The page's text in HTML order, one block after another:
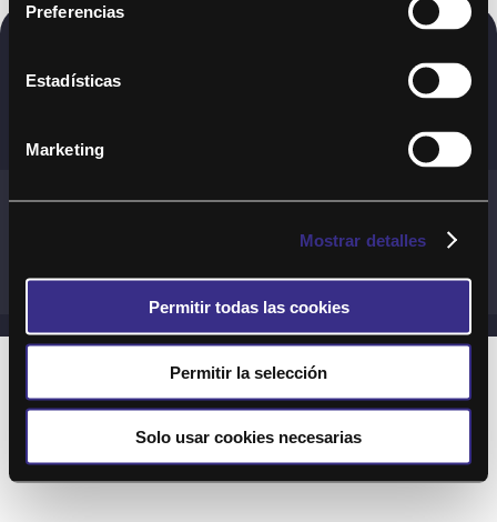
Preferencias
Estadísticas
Marketing
Mostrar detalles
Permitir todas las cookies
Permitir la selección
Solo usar cookies necesarias
Copyright © 2020. Todos los derechos
Términos y Cond. Generales de uso del Servicio
Preguntas Frecuentes